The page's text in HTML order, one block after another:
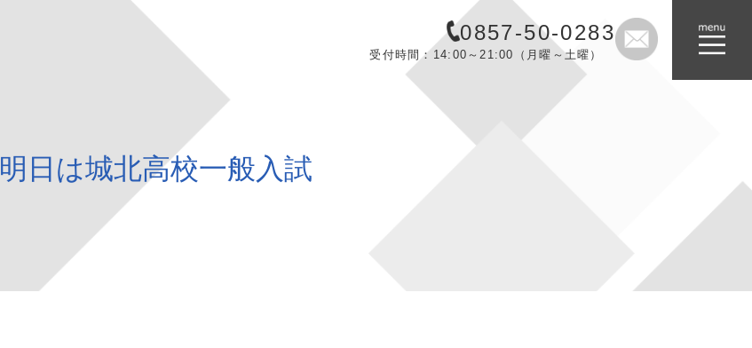
0857-50-0283
受付時間：14:00～21:00（月曜～土曜）
明日は城北高校一般入試